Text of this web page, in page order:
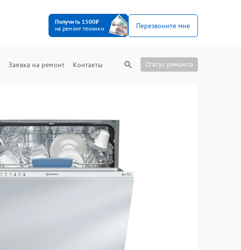
Получить 1500₽
на ремонт техники
Перезвоните мне
Заявка на ремонт Контакты Статус ремонта